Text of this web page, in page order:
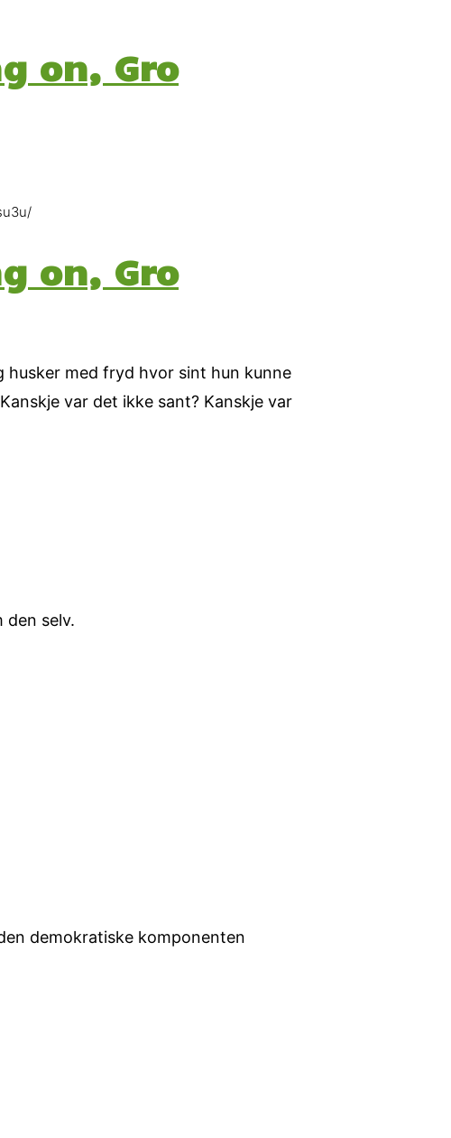
on, Gro
on, Gro
husker med fryd hvor sint hun kunne
var det ikke sant? Kanskje var
den selv.
demokratiske komponenten